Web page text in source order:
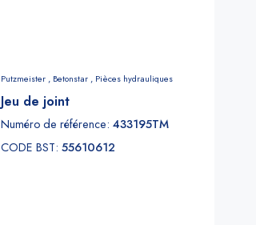
Putzmeister , Betonstar , Pièces hydrauliques
Jeu de joint
Numéro de référence: 433195TM
CODE BST: 55610612